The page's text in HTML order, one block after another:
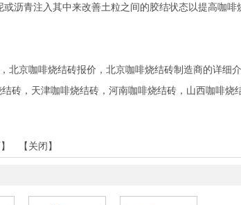
青注入其中来改善土粒之间的胶结状态以提高咖啡
北京咖啡烧结砖报价，北京咖啡烧结砖制造商的详细
结砖 ， 天津咖啡烧结砖 ， 河南咖啡烧结砖 ， 山西咖啡烧
】 【 关闭 】